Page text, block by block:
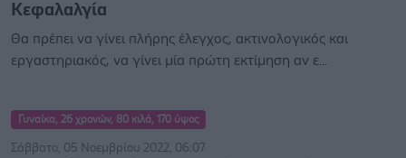
Κεφαλαλγία
Θα πρέπει να γίνει πλήρης έλεγχος, ακτινολογικός και
εργαστηριακός, να γίνει μία πρώτη εκτίμηση αν ε...
Γυναίκα, 26 χρονών, 80 κιλά, 170 ύψος
Σάββατο, 05 Νοεμβρίου 2022, 06:07